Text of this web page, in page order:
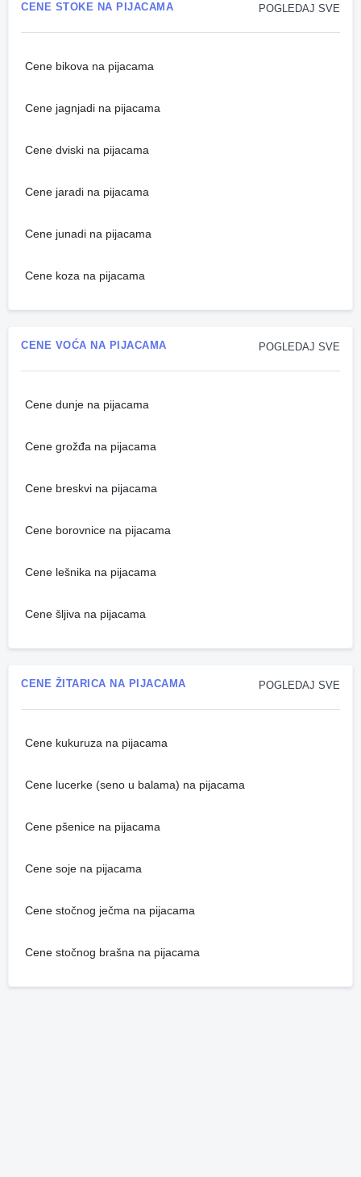
POGLEDAJ SVE
CENE STOKE NA PIJACAMA
Cene bikova na pijacama
Cene jagnjadi na pijacama
Cene dviski na pijacama
Cene jaradi na pijacama
Cene junadi na pijacama
Cene koza na pijacama
POGLEDAJ SVE
CENE VOĆA NA PIJACAMA
Cene dunje na pijacama
Cene grožđa na pijacama
Cene breskvi na pijacama
Cene borovnice na pijacama
Cene lešnika na pijacama
Cene šljiva na pijacama
POGLEDAJ SVE
CENE ŽITARICA NA PIJACAMA
Cene kukuruza na pijacama
Cene lucerke (seno u balama) na pijacama
Cene pšenice na pijacama
Cene soje na pijacama
Cene stočnog ječma na pijacama
Cene stočnog brašna na pijacama